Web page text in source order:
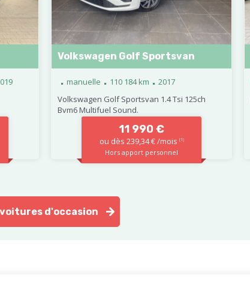
Volkswagen Golf Sportsvan
. manuelle . 110 184 km . 2017
Volkswagen Golf Sportsvan 1.4 Tsi 125ch
Bvm6 Multifuel Sound.
11 990 €
ou dès 239,34 € /mois (1)
Hors apport personnel
voitures d'occasion